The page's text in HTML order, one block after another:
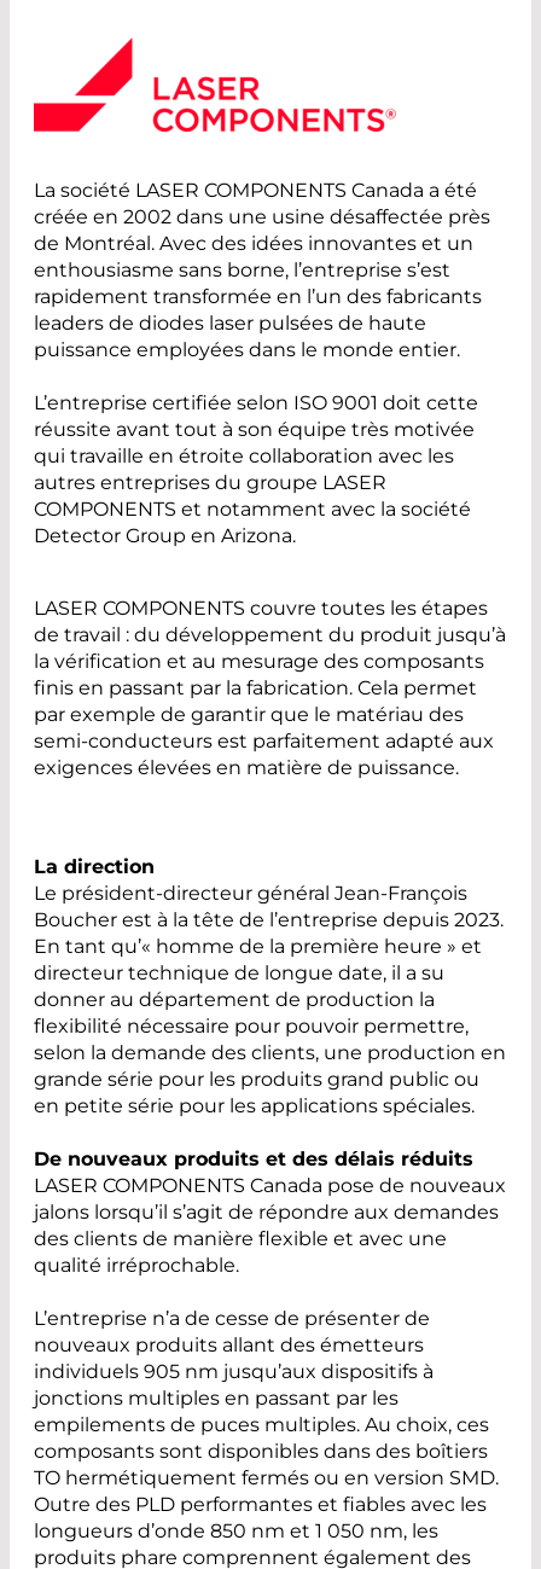
La société LASER COMPONENTS Canada a été
créée en 2002 dans une usine désaffectée près
de Montréal. Avec des idées innovantes et un
enthousiasme sans borne, l’entreprise s’est
rapidement transformée en l’un des fabricants
leaders de diodes laser pulsées de haute
puissance employées dans le monde entier.
L’entreprise certifiée selon ISO 9001 doit cette
réussite avant tout à son équipe très motivée
qui travaille en étroite collaboration avec les
autres entreprises du groupe LASER
COMPONENTS et notamment avec la société
Detector Group en Arizona.
LASER COMPONENTS couvre toutes les étapes
de travail : du développement du produit jusqu’à
la vérification et au mesurage des composants
finis en passant par la fabrication. Cela permet
par exemple de garantir que le matériau des
semi-conducteurs est parfaitement adapté aux
exigences élevées en matière de puissance.
La direction
Le président-directeur général Jean-François
Boucher est à la tête de l’entreprise depuis 2023.
En tant qu’« homme de la première heure » et
directeur technique de longue date, il a su
donner au département de production la
flexibilité nécessaire pour pouvoir permettre,
selon la demande des clients, une production en
grande série pour les produits grand public ou
en petite série pour les applications spéciales.
De nouveaux produits et des délais réduits
LASER COMPONENTS Canada pose de nouveaux
jalons lorsqu’il s’agit de répondre aux demandes
des clients de manière flexible et avec une
qualité irréprochable.
L’entreprise n’a de cesse de présenter de
nouveaux produits allant des émetteurs
individuels 905 nm jusqu’aux dispositifs à
jonctions multiples en passant par les
empilements de puces multiples. Au choix, ces
composants sont disponibles dans des boîtiers
TO hermétiquement fermés ou en version SMD.
Outre des PLD performantes et fiables avec les
longueurs d’onde 850 nm et 1 050 nm, les
produits phare comprennent également des